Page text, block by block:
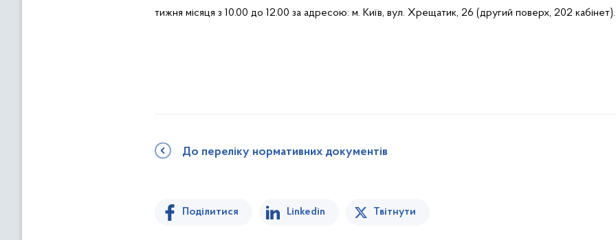
тижня місяця з 10.00 до 12.00 за адресою: м. Київ, вул. Хрещатик, 26 (другий поверх, 202 кабінет).
До переліку нормативних документів
Поділитися Linkedin Твітнути